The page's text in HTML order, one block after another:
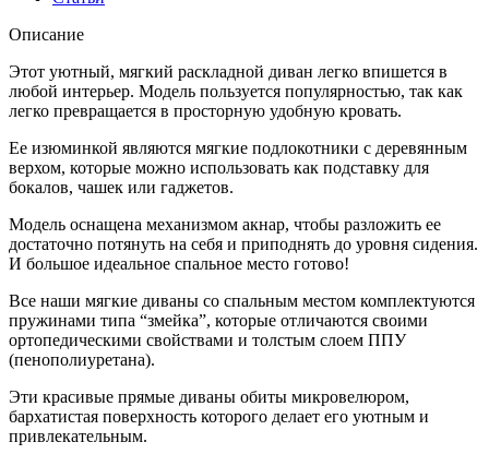
Описание
Этот уютный, мягкий раскладной диван легко впишется в
любой интерьер. Модель пользуется популярностью, так как
легко превращается в просторную удобную кровать.
Ее изюминкой являются мягкие подлокотники с деревянным
верхом, которые можно использовать как подставку для
бокалов, чашек или гаджетов.
Модель оснащена механизмом акнар, чтобы разложить ее
достаточно потянуть на себя и приподнять до уровня сидения.
И большое идеальное спальное место готово!
Все наши мягкие диваны со спальным местом комплектуются
пружинами типа “змейка”, которые отличаются своими
ортопедическими свойствами и толстым слоем ППУ
(пенополиуретана).
Эти красивые прямые диваны обиты микровелюром,
бархатистая поверхность которого делает его уютным и
привлекательным.